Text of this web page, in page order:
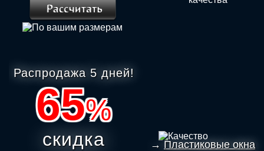
Распродажа 5 дней!
65%
скидка → Пластиковые окна